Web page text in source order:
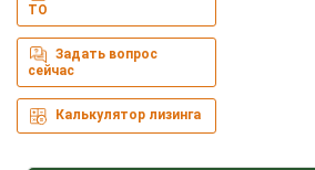
ТО
Задать вопрос
сейчас
Калькулятор лизинга